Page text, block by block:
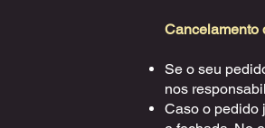
Cancelamento
Se o seu
nos
Caso o pedido